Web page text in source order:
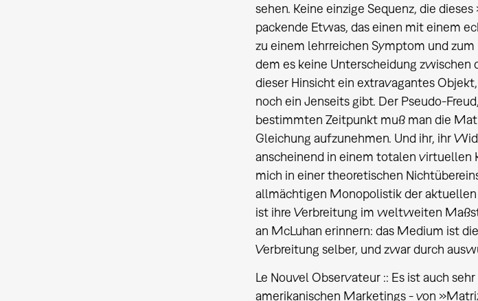
sehen. Keine einzige Sequenz, die
packende Etwas, das einen mit einem
zu einem lehrreichen Symptom und
dem es keine Unterscheidung
dieser Hinsicht ein extravagantes
noch ein Jenseits gibt. Der Pseudo-
bestimmten Zeitpunkt muß man die
Gleichung aufzunehmen. Und ihr, ihr
anscheinend in einem totalen virtuellen
mich in einer theoretischen
allmächtigen Monopolistik der
ist ihre Verbreitung im weltweiten
an McLuhan erinnern: das Medium ist
Verbreitung selber, und zwar durch
Le Nouvel Observateur :: Es ist auch
amerikanischen Marketings - von